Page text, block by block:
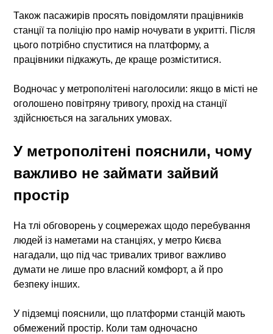
Також пасажирів просять повідомляти працівників
станції та поліцію про намір ночувати в укритті. Після
цього потрібно спуститися на платформу, а
працівники підкажуть, де краще розміститися.
Водночас у метрополітені наголосили: якщо в місті не
оголошено повітряну тривогу, прохід на станції
здійснюється на загальних умовах.
У метрополітені пояснили, чому
важливо не займати зайвий
простір
На тлі обговорень у соцмережах щодо перебування
людей із наметами на станціях, у метро Києва
нагадали, що під час тривалих тривог важливо
думати не лише про власний комфорт, а й про
безпеку інших.
У підземці пояснили, що платформи станцій мають
обмежений простір. Коли там одночасно